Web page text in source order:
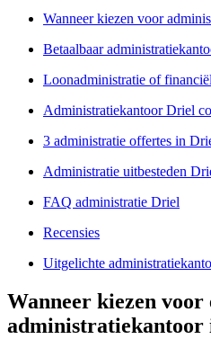
Wanneer kiezen voor
Betaalbaar
Loonadministratie of
Administratiekantoor Driel
3 administratie offertes in
Administratie uitbesteden
FAQ administratie Driel
Recensies
Uitgelichte
Wanneer kiezen voor
administratiekantoor